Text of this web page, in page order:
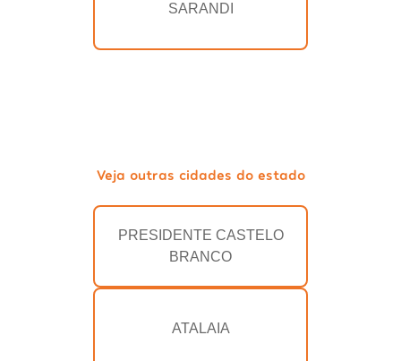
SARANDI
Veja outras cidades do estado
PRESIDENTE CASTELO
BRANCO
ATALAIA